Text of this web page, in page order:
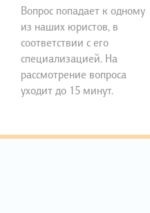
Вопрос попадает к одному
из наших юристов, в
соответствии с его
специализацией. На
рассмотрение вопроса
уходит до 15 минут.